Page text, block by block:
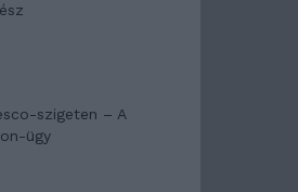
szigeten – A
ügy